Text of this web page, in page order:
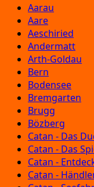
Aarau
Aare
Aeschiried
Andermatt
Arth-Goldau
Bern
Bodensee
Bremgarten
Brugg
Bözberg
Catan - Das
Catan - Das
Catan -
Catan -